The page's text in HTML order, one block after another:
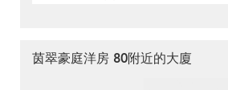
茵翠豪庭洋房 80附近的大廈